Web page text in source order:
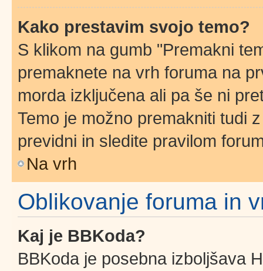
Kako prestavim svojo temo?
S klikom na gumb "Premakni
premaknete na vrh foruma na
morda izključena ali pa še ni
Temo je možno premakniti tudi
previdni in sledite pravilom
Na vrh
Oblikovanje foruma in
Kaj je BBKoda?
BBKoda je posebna izboljšava